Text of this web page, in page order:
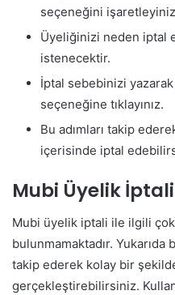
seçeneğini
Üyeliğinizi neden iptal
istenecektir.
İptal sebebinizi yazarak
seçeneğine tıklayınız.
Bu adımları takip
içerisinde iptal
Mubi Üyelik İptali
Mubi üyelik iptali ile ilgili
bulunmamaktadır. Yukarıda
takip ederek kolay bir
gerçekleştirebilirsiniz.